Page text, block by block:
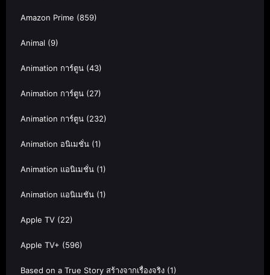
Amazon Prime (859)
Animal (9)
Animation การ์ตูน (43)
Animation การ์ตูน (27)
Animation การ์ตูน (232)
Animation อนิเมชั่น (1)
Animation แอนิเมชั่น (1)
Animation แอนิเมชัน (1)
Apple TV (22)
Apple TV+ (596)
Based on a True Story สร้างจากเรื่องจริง (1)